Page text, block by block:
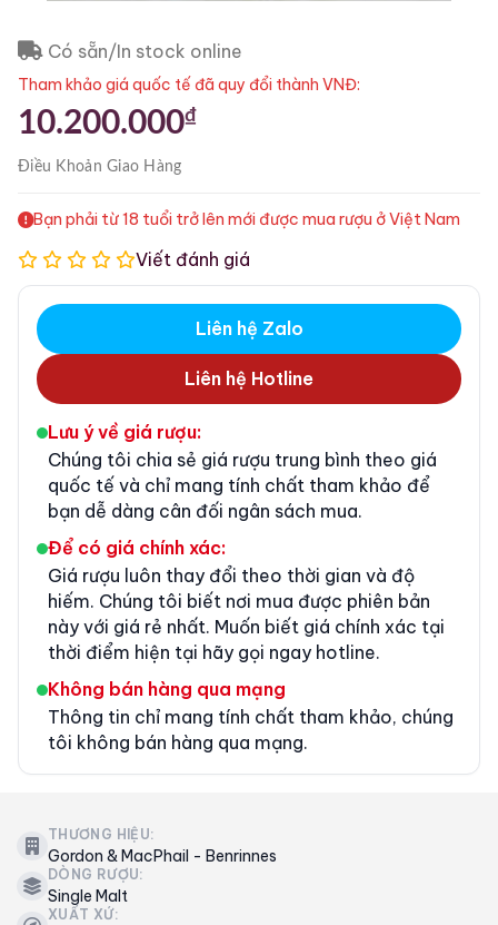
Có sẵn/In stock online
Tham khảo giá quốc tế đã quy đổi thành VNĐ:
10.200.000₫
Điều KhoảnGiao Hàng
Bạn phải từ 18 tuổi trở lên mới được mua rượu ở Việt Nam
Viết đánh giá
Liên hệ Zalo
Liên hệ Hotline
Lưu ý về giá rượu:
Chúng tôi chia sẻ giá rượu trung bình theo giá
quốc tế và chỉ mang tính chất tham khảo để
bạn dễ dàng cân đối ngân sách mua.
Để có giá chính xác:
Giá rượu luôn thay đổi theo thời gian và độ
hiếm. Chúng tôi biết nơi mua được phiên bản
này với giá rẻ nhất. Muốn biết giá chính xác tại
thời điểm hiện tại hãy gọi ngay hotline.
Không bán hàng qua mạng
Thông tin chỉ mang tính chất tham khảo, chúng
tôi không bán hàng qua mạng.
THƯƠNG HIỆU:
Gordon & MacPhail - Benrinnes
DÒNG RƯỢU:
Single Malt
XUẤT XỨ: